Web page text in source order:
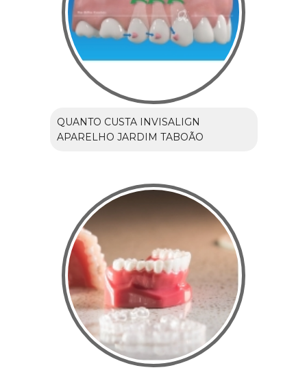
QUANTO CUSTA INVISALIGN
APARELHO JARDIM TABOÃO